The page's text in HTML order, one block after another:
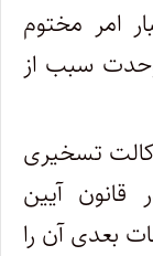
امر مختوم
سبب از
تسخیری
آیین
۱۳۹۲ و اصلاحات بعدی آن را